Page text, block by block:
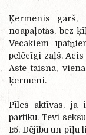
Ķermenis garš,
noapaļotas, bez
Vecākiem
pelēcīgi zaļš. Acis
Aste taisna,
ķermeni.
Pīles aktīvas, ja
pārtiku. Tēvi
1:5. Dējību un pīļu